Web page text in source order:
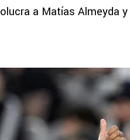
a Matías Almeyda